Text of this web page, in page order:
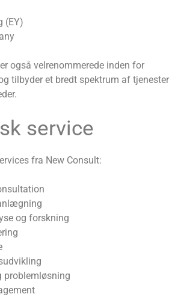
(EY)
også velrenommerede inden for
tilbyder et bredt spektrum af tjenester
service
fra New Consult:
og forskning
problemløsning